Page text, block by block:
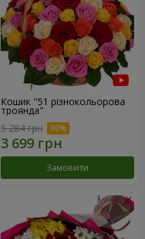
Кошик "51 різнокольорова
троянда"
5 284 грн
Замовити